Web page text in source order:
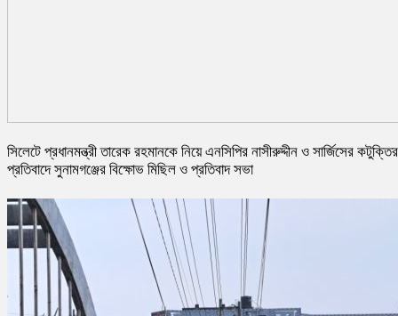
সিলেটে প্রধানমন্ত্রী তারেক রহমানকে নিয়ে এনসিপির নাসীরুদ্দীন ও সার্জিসের কটুক্তির
প্রতিবাদে সুনামগঞ্জের বিক্ষোভ মিছিল ও প্রতিবাদ সভা